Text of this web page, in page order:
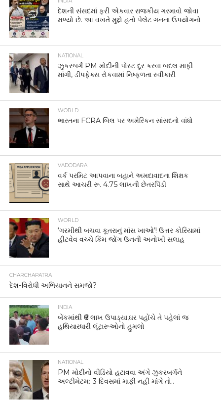
દેશની સંસદમાં ફરી એકવાર રાજકીય ગરમાવો જોવા
મળ્યો છે. આ વખતે મુદ્દો હતો પેલેટ ગનના ઉપયોગનો
NATIONAL
ઝુકરબર્ગે PM મોદીની પોસ્ટ દૂર કરવા બદલ માફી
માંગી, ડીપફેક્સ રોકવામાં નિષ્ફળતા સ્વીકારી
WORLD
ભારતના FCRA બિલ પર અમેરિકન સાંસદનો વાંધો
VADODARA
વર્ક પરમિટ આપવાના બહાને અમદાવાદના શિક્ષક
સાથે આચરી રૂ. 4.75 લાખની છેતરપિંડી
WORLD
‘ગરમીથી બચવા કૂતરાનું માંસ ખાઓ’! ઉત્તર કોરિયામાં
હીટવેવ વચ્ચે કિમ જોંગ ઉનની અનોખી સલાહ
CHARCHAPATRA
દેશ-વિરોધી અભિયાનને સમજો?
INDIA
બેંકમાંથી ₹6 લાખ ઉપાડ્યા,ઘર પહોંચે તે પહેલાં જ
હથિયારધારી લૂંટારૂઓનો હુમલો
NATIONAL
PM મોદીનો વીડિયો હટાવવા અંગે ઝુકરબર્ગને
અલ્ટીમેટમ: 3 દિવસમાં માફી નહીં માંગે તો..